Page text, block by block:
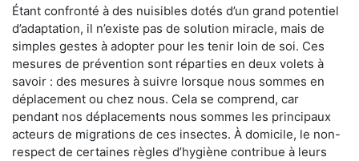
Étant confronté à des nuisibles dotés d’un grand potentiel
d’adaptation, il n’existe pas de solution miracle, mais de
simples gestes à adopter pour les tenir loin de soi. Ces
mesures de prévention sont réparties en deux volets à
savoir : des mesures à suivre lorsque nous sommes en
déplacement ou chez nous. Cela se comprend, car
pendant nos déplacements nous sommes les principaux
acteurs de migrations de ces insectes. À domicile, le non-
respect de certaines règles d’hygiène contribue à leurs